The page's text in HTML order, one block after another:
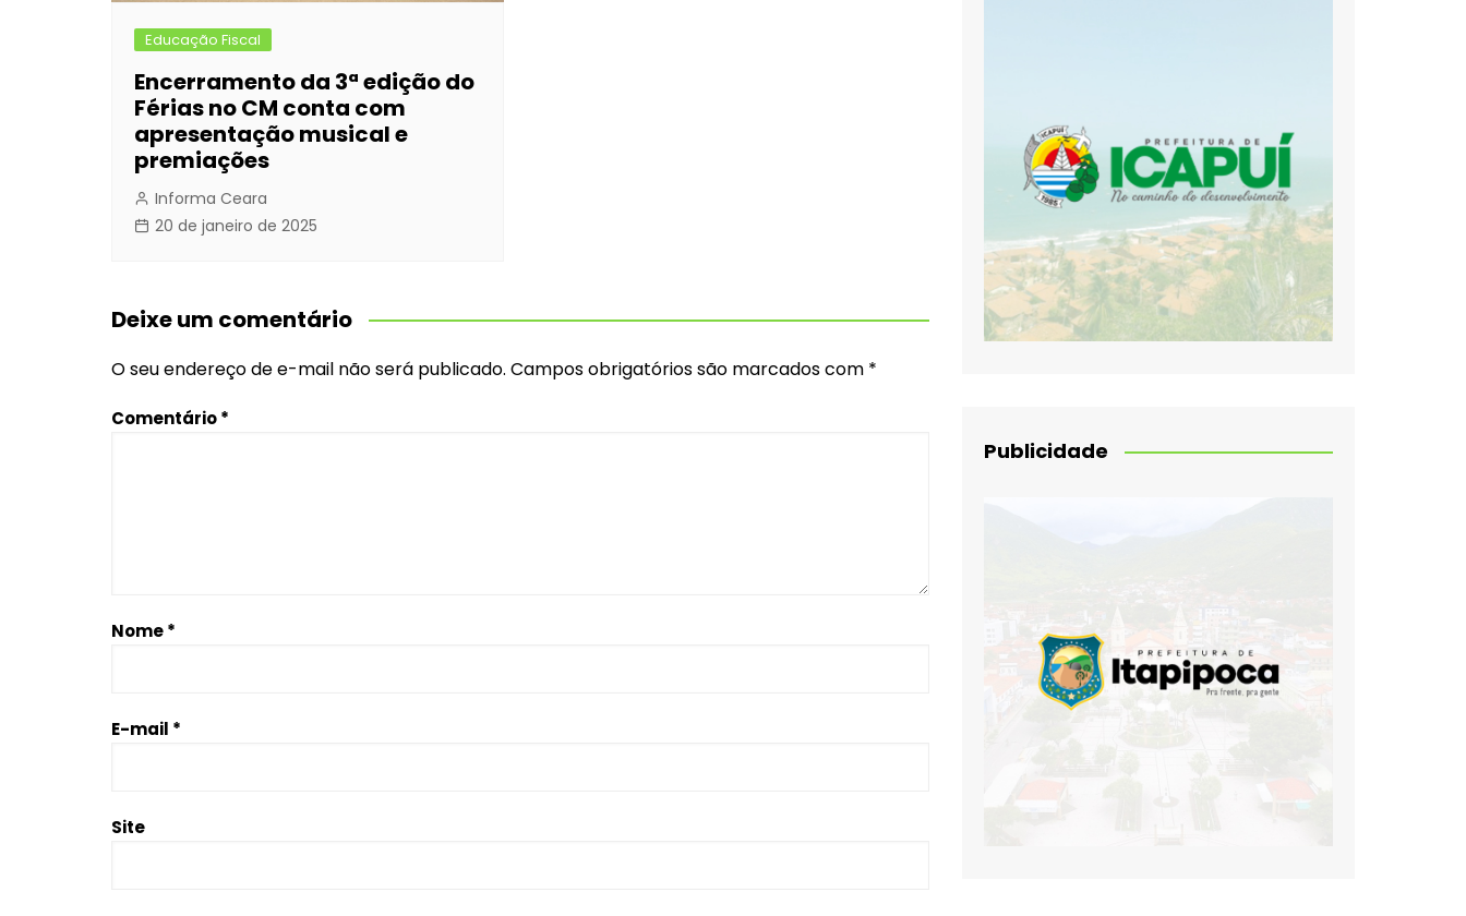
Educação Fiscal
Encerramento da 3ª edição do
Férias no CM conta com
apresentação musical e
premiações
Informa Ceara
20 de janeiro de 2025
Deixe um comentário
O seu endereço de e-mail não será publicado. Campos obrigatórios são marcados com *
Comentário*
Nome*
E-mail *
Site
Publicidade